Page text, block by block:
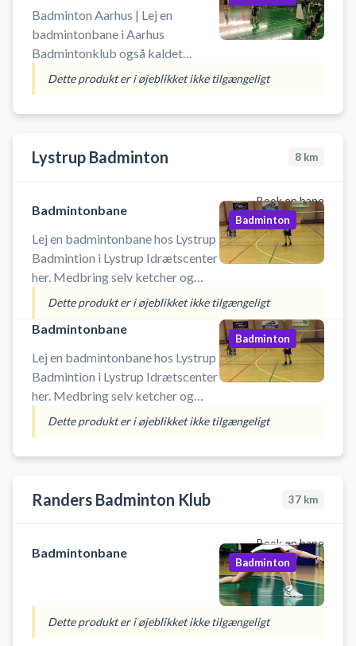
Badminton Aarhus | Lej en
badmintonbane i Aarhus
Badmintonklub også kaldet
Aarhus AB. Det er muligt at leje
badmintonketcher og købe bolde
i badmintonhallens cafe. Book en
Aarhus Badminton Klub og spil
badminton i Aarhus. Medbring
Dette produkt er i øjeblikket ikke tilgængeligt
Lystrup Badminton 8 km
Book en bane
Badmintonbane
Lej en badmintonbane hos Lystrup
Badmintion i Lystrup Idrætscenter
her. Medbring selv ketcher og
bolde.
Badminton
Dette produkt er i øjeblikket ikke tilgængeligt
Badmintonbane
Lej en badmintonbane hos Lystrup
Badmintion i Lystrup Idrætscenter
her. Medbring selv ketcher og
bolde.
Badminton
Dette produkt er i øjeblikket ikke tilgængeligt
Randers Badminton Klub 37 km
Book en bane
Badmintonbane
Badminton
Dette produkt er i øjeblikket ikke tilgængeligt